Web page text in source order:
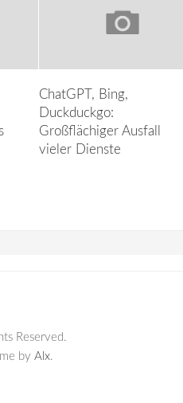
ChatGPT, Bing,
Duckduckgo:
Großflächiger Ausfall
vieler Dienste
Reserved.
by Alx.